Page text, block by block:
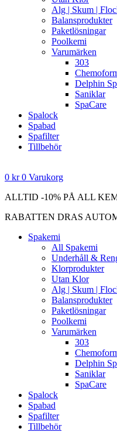
Alg | Skum |
Balansprodukter
Paketlösningar
Poolkemi
Varumärken
303
Delphin
Saniklar
SpaCare
Spalock
Spabad
Spafilter
Tillbehör
0 kr 0 Varukorg
ALLTID -10% PÅ ALL
RABATTEN DRAS
Spakemi
All Spakemi
Underhåll &
Klorprodukter
Utan Klor
Alg | Skum |
Balansprodukter
Paketlösningar
Poolkemi
Varumärken
303
Delphin
Saniklar
SpaCare
Spalock
Spabad
Spafilter
Tillbehör